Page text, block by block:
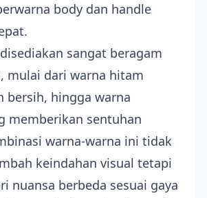
body dan handle
sangat beragam
mulai dari warna hitam
bersih, hingga warna
memberikan sentuhan
warna-warna ini tidak
keindahan visual tetapi
nuansa berbeda sesuai gaya